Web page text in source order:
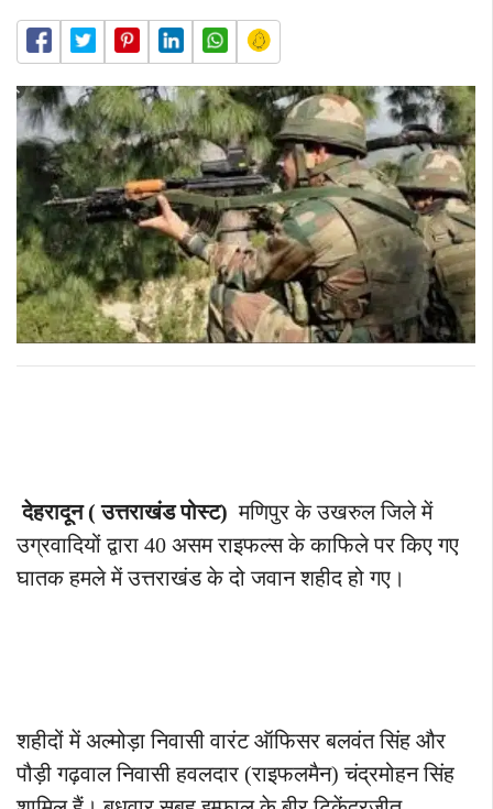
देहरादून ( उत्तराखंड पोस्ट) मणिपुर के उखरुल जिले में
उग्रवादियों द्वारा 40 असम राइफल्स के काफिले पर किए गए
घातक हमले में उत्तराखंड के दो जवान शहीद हो गए।
शहीदों में अल्मोड़ा निवासी वारंट ऑफिसर बलवंत सिंह और
पौड़ी गढ़वाल निवासी हवलदार (राइफलमैन) चंद्रमोहन सिंह